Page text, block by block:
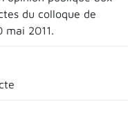
du colloque de
2011.